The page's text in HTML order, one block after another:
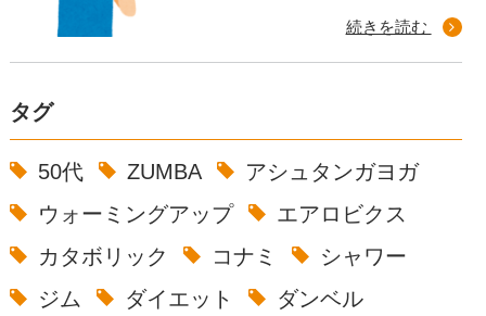
続きを読む
タグ
50代 ZUMBA
アシュタンガヨガ
ウォーミングアップ
エアロビクス
カタボリック
コナミ
シャワー
ジム
ダイエット
ダンベル